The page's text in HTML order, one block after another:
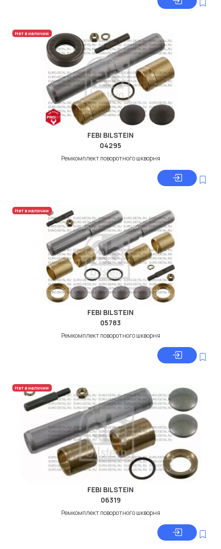
Нет в наличии
FEBI BILSTEIN
04295
Ремкомплект поворотного шкворня
Нет в наличии
FEBI BILSTEIN
05783
Ремкомплект поворотного шкворня
Нет в наличии
FEBI BILSTEIN
06319
Ремкомплект поворотного шкворня